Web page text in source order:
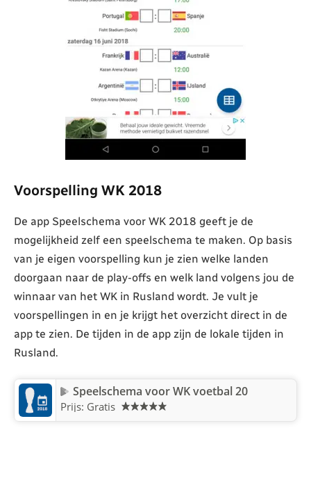
Voorspelling WK 2018
De app Speelschema voor WK 2018 geeft je de
mogelijkheid zelf een speelschema te maken. Op basis
van je eigen voorspelling kun je zien welke landen
doorgaan naar de play-offs en welk land volgens jou de
winnaar van het WK in Rusland wordt. Je vult je
voorspellingen in en je krijgt het overzicht direct in de
app te zien. De tijden in de app zijn de lokale tijden in
Rusland.
Speelschema voor WK voetbal 20
Prijs: Gratis